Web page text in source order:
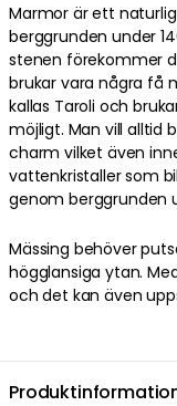
Marmor är ett
berggrunden under
stenen förekommer
brukar vara några få
kallas Taroli och
möjligt. Man vill alltid
charm vilket även
vattenkristaller som
genom berggrunden
Mässing behöver
högglansiga ytan.
och det kan även